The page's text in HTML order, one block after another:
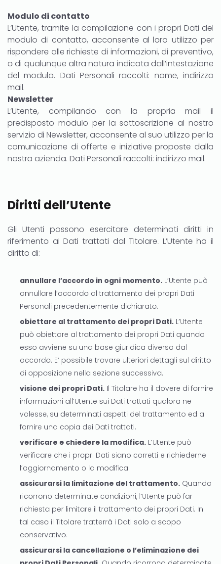
Modulo di contatto
L’Utente, tramite la compilazione con i propri Dati del
modulo di contatto, acconsente al loro utilizzo per
rispondere alle richieste di informazioni, di preventivo,
o di qualunque altra natura indicata dall’intestazione
del modulo. Dati Personali raccolti: nome, indirizzo
mail.
Newsletter
L’Utente, compilando con la propria mail il
predisposto modulo per la sottoscrizione al nostro
servizio di Newsletter, acconsente al suo utilizzo per la
comunicazione di offerte e iniziative proposte dalla
nostra azienda. Dati Personali raccolti: indirizzo mail.
Diritti dell’Utente
Gli Utenti possono esercitare determinati diritti in
riferimento ai Dati trattati dal Titolare. L’Utente ha il
diritto di:
annullare l’accordo in ogni momento. L’Utente può
annullare l’accordo al trattamento dei propri Dati
Personali precedentemente dichiarato.
obiettare al trattamento dei propri Dati. L’Utente
può obiettare al trattamento dei propri Dati quando
esso avviene su una base giuridica diversa dal
accordo. E’ possibile trovare ulteriori dettagli sul diritto
di opposizione nella sezione successiva.
visione dei propri Dati. Il Titolare ha il dovere di fornire
informazioni all’Utente sui Dati trattati qualora ne
volesse, su determinati aspetti del trattamento ed a
fornire una copia dei Dati trattati.
verificare e chiedere la modifica. L’Utente può
verificare che i propri Dati siano corretti e richiederne
l’aggiornamento o la modifica.
assicurarsi la limitazione del trattamento. Quando
ricorrono determinate condizioni, l’Utente può far
richiesta per limitare il trattamento dei propri Dati. In
tal caso il Titolare tratterrà i Dati solo a scopo
conservativo.
assicurarsi la cancellazione o l’eliminazione dei